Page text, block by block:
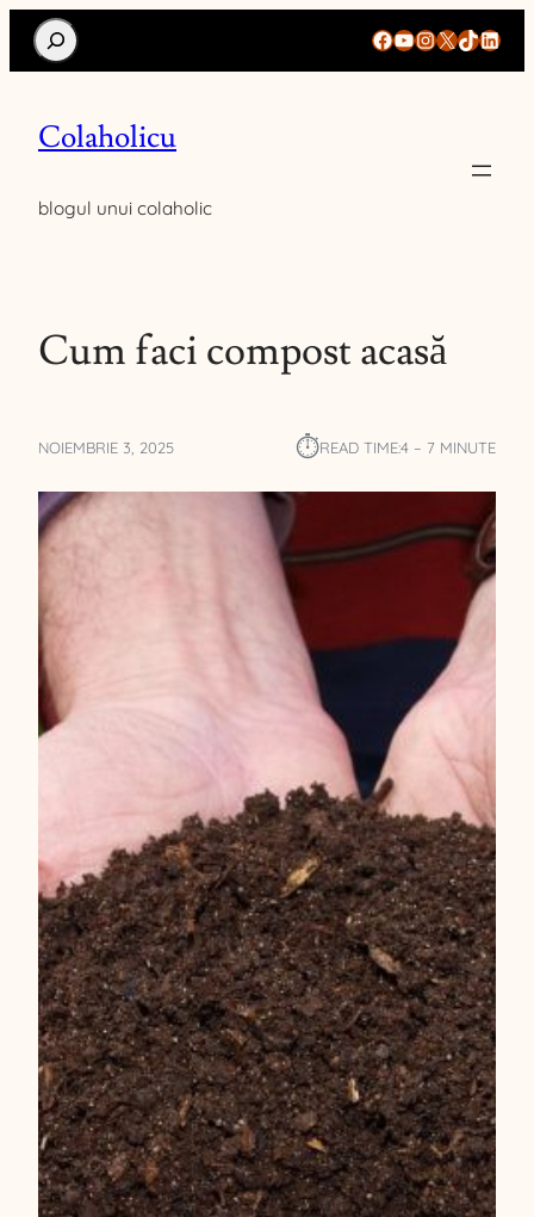
Search Facebook
YouTube
Instagram
X TikTok
Colaholicu
blogul unui colaholic
Cum faci compost acasă
NOIEMBRIE 3, 2025 ⏱︎READ TIME:4 – 7 MINUTE